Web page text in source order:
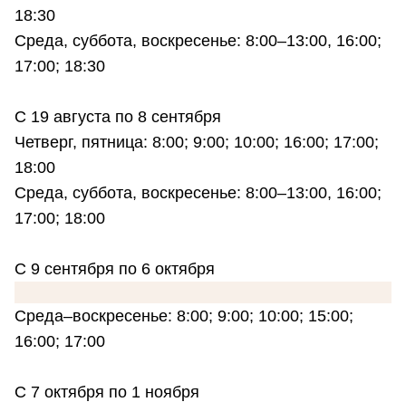
18:30
Среда, суббота, воскресенье: 8:00–13:00, 16:00;
17:00; 18:30
С 19 августа по 8 сентября
Четверг, пятница: 8:00; 9:00; 10:00; 16:00; 17:00;
18:00
Среда, суббота, воскресенье: 8:00–13:00, 16:00;
17:00; 18:00
С 9 сентября по 6 октября
Среда–воскресенье: 8:00; 9:00; 10:00; 15:00;
16:00; 17:00
С 7 октября по 1 ноября